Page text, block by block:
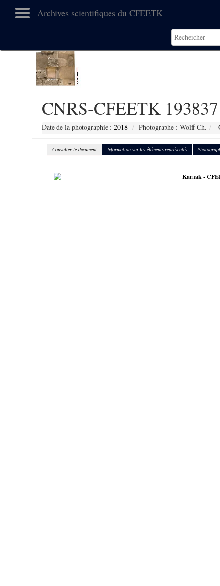
Archives scientifiques du CFEETK
CNRS-CFEETK 193837
Date de la photographie : 2018 Photographe : Wolff Ch.
Consulter le document Information sur les éléments représentés